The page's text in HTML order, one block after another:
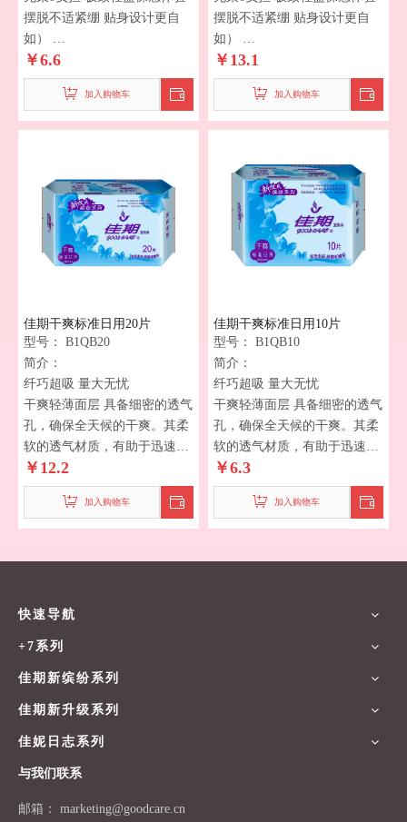
摆脱不适紧绷 贴身设计更自
如）
超蓬松柔软面层，呵护娇嫩肌
融合SAP锁水高分子，瞬吸即
干，从容面对潮涌，尽享安心
时刻！
特设计，减少手部接触，有效
避免二次污染，守护您的健康
每一天。选择我们，选择安心
与舒适。）
￥6.6
加入购物车
摆脱不适紧绷 贴身设计更自
如）
超蓬松柔软面层，呵护娇嫩肌
融合SAP锁水高分子，瞬吸即
干，从容面对潮涌，尽享安心
时刻！
级，一撕到底，一秒换巾，独
特设计，减少手部接触，有效
避免二次污染，守护您的健康
每一天。选择我们，选择安心
与舒适。）
￥ 13.1
加入购物车
佳期干爽标准日用20片
型号：
B1QB20
简介：
纤巧超吸 量大无忧
干爽轻薄面层 具备细密的透气
孔，确保全天候的干爽。其柔
软的透气材质，有助于迅速散
发湿气。
融合SAP锁水高分子，瞬吸即
干，从容面对潮涌，尽享安心
时刻！
避免二次污染，守护您的健康
与舒适。）
￥ 12.2
加入购物车
佳期干爽标准日用10片
型号：
B1QB10
简介：
纤巧超吸 量大无忧
干爽轻薄面层 具备细密的透气
孔，确保全天候的干爽。其柔
软的透气材质，有助于迅速散
发湿气。
融合SAP锁水高分子，瞬吸即
干，从容面对潮涌，尽享安心
时刻！
避免二次污染，守护您的健康
￥6.3
加入购物车
快速导航
+7系列
佳期新缤纷系列
佳期新升级系列
佳妮日志系列
与我们联系
邮箱： marketing@goodcare.cn